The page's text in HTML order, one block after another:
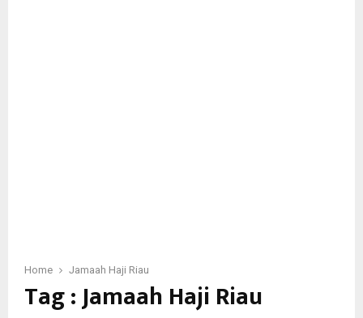
Home Jamaah Haji Riau
Tag : Jamaah Haji Riau